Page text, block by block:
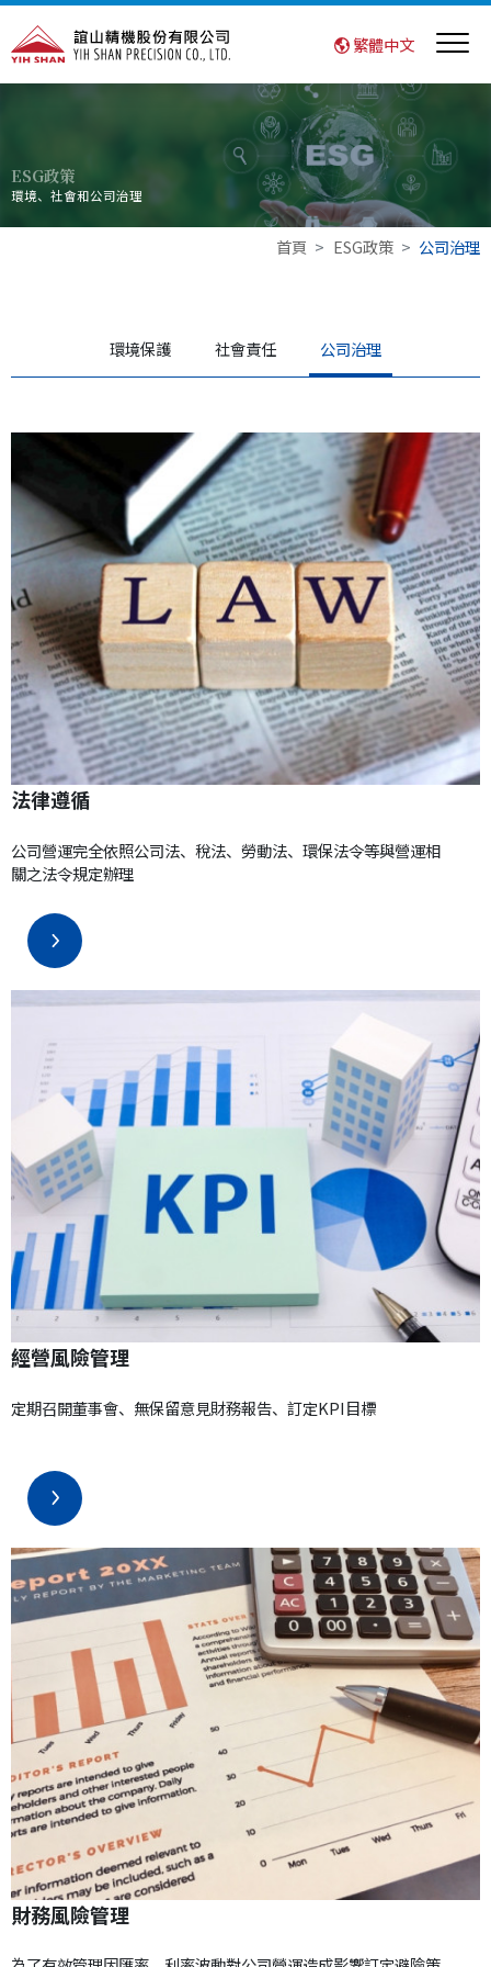
繁體中文
ESG政策
環境、社會和公司治理
首頁 ESG政策 公司治理
環境保護 社會責任 公司治理
法律遵循
公司營運完全依照公司法、稅法、勞動法、環保法令等與營運相
關之法令規定辦理
經營風險管理
定期召開董事會、無保留意見財務報告、訂定KPI目標
財務風險管理